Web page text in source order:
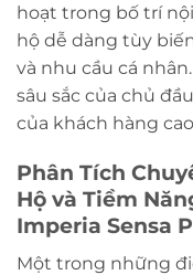
hoạt trong bố trí
hộ dễ dàng tùy
và nhu cầu cá
sâu sắc của chủ
của khách hàng
Phân Tích
Hộ và Tiềm
Imperia Sensa
Một trong những